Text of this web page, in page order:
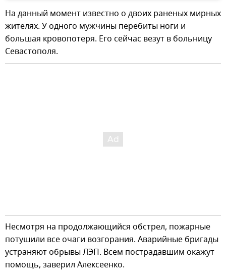
На данный момент известно о двоих раненых мирных
жителях. У одного мужчины перебиты ноги и
большая кровопотеря. Его сейчас везут в больницу
Севастополя.
Несмотря на продолжающийся обстрел, пожарные
потушили все очаги возгорания. Аварийные бригады
устраняют обрывы ЛЭП. Всем пострадавшим окажут
помощь, заверил Алексеенко.